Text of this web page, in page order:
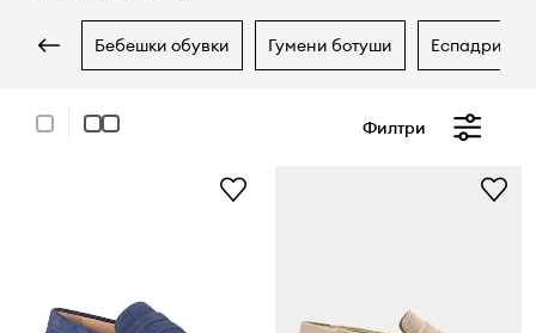
бебешки обувки гумени ботуши еспадрили
Филтри